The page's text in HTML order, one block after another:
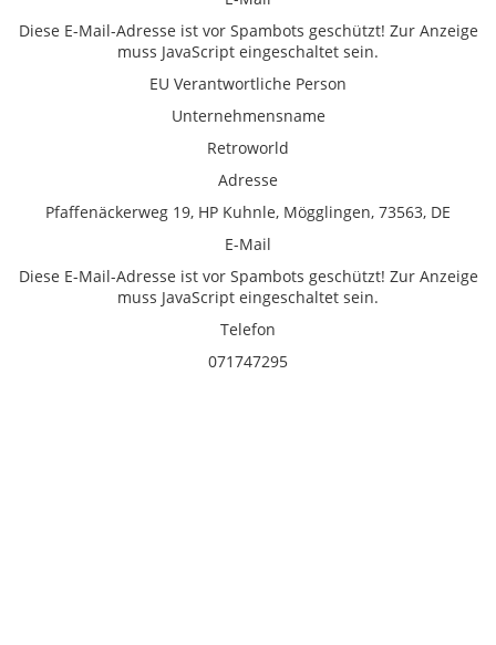
Diese E-Mail-Adresse ist vor Spambots geschützt! Zur Anzeige
muss JavaScript eingeschaltet sein.
EU Verantwortliche Person
Unternehmensname
Retroworld
Adresse
Pfaffenäckerweg 19, HP Kuhnle, Mögglingen, 73563, DE
E-Mail
Diese E-Mail-Adresse ist vor Spambots geschützt! Zur Anzeige
muss JavaScript eingeschaltet sein.
Telefon
071747295